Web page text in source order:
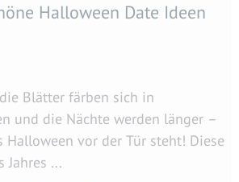
Halloween Date Ideen
Blätter färben sich in
und die Nächte werden länger –
Halloween vor der Tür steht! Diese
Jahres ...